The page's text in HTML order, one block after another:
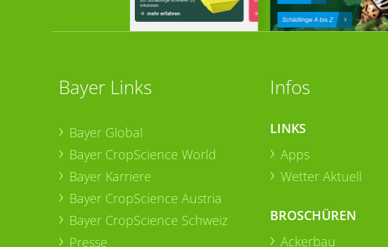
Bayer Links
Bayer Global
Bayer CropScience World
Bayer Karriere
Bayer CropScience Austria
Bayer CropScience Schweiz
Presse
Infos
LINKS
Apps
Wetter Aktuell
BROSCHÜREN
Ackerbau